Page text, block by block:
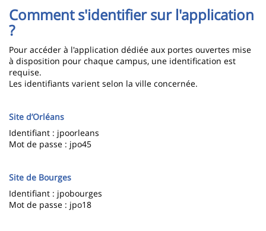
Comment s'identifier sur l'application
?
Pour accéder à l'application dédiée aux portes ouvertes mise
à disposition pour chaque campus, une identification est
requise.
Les identifiants varient selon la ville concernée.
Site d’Orléans
Identifiant : jpoorleans
Mot de passe : jpo45
Site de Bourges
Identifiant : jpobourges
Mot de passe : jpo18